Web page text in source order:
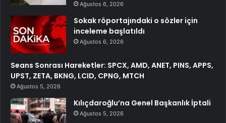
Ağustos 6, 2026
Sokak röportajındaki o sözler için
inceleme başlatıldı
Ağustos 6, 2026
Seans Sonrası Hareketler: SPCX, AMD, ANET, PINS, APPS,
UPST, ZETA, BKNG, LCID, CPNG, MTCH
Ağustos 5, 2026
Kılıçdaroğlu’na Genel Başkanlık İptali
Ağustos 5, 2026